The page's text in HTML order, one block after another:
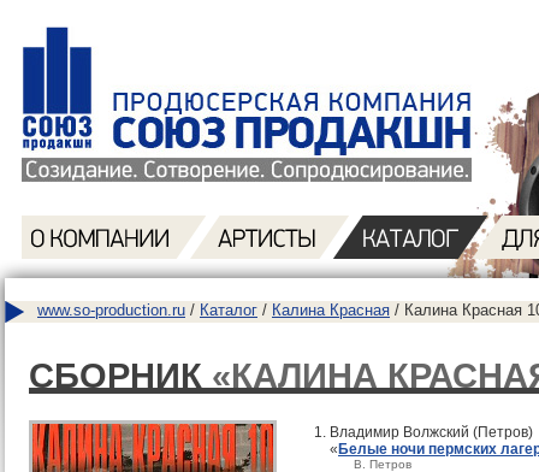
www.so-production.ru / Каталог / Калина Красная / Калина Красная
СБОРНИК «КАЛИНА
Владимир Волжский (Петров)
« Белые ночи пермских
В. Петров